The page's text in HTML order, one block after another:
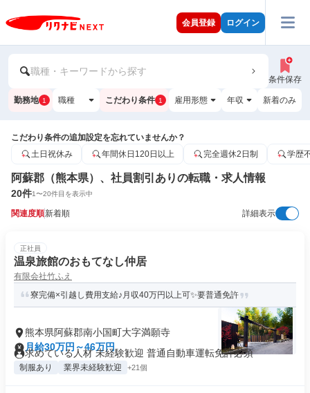
会員登録 ログイン
職種・キーワードから探す
条件保存
勤務地 1 職種 こだわり条件 1 雇用形態 年収 新着のみ
こだわり条件の追加設定を忘れていませんか？
土日祝休み
年間休日120日以上 完全週休2日制 学歴
阿蘇郡（熊本県）、社員割引ありの転職・求人情報
20件1〜20件目を表示中
関連度順新着順 詳細表示
正社員
温泉旅館のおもてなし仲居
有限会社竹ふえ
寮完備×引越し費用支給♪月収40万円以上可✨要普通免許
熊本県阿蘇郡南小国町大字満願寺
月給30万円～46万円
求めている人材 未経験歓迎 普通自動車運転免許必須
制服あり 業界未経験歓迎 +21個